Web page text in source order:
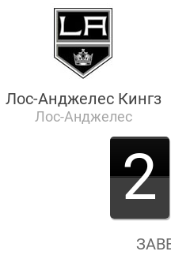
Лос-Анджелес Кингз
Лос-Анджелес
2